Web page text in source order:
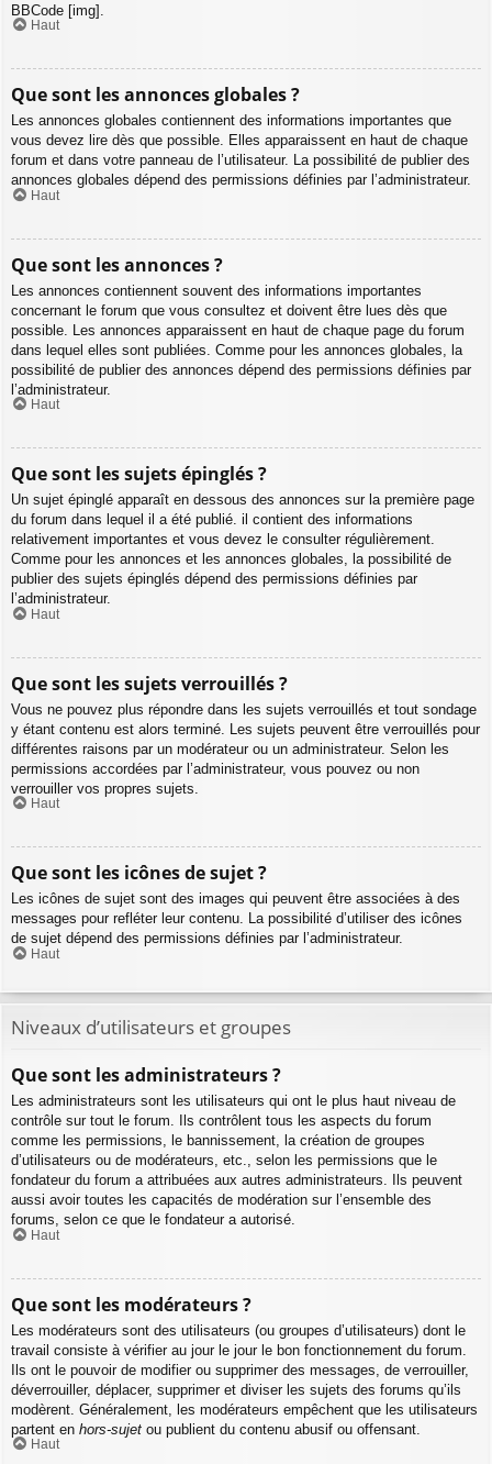
BBCode [img].
Haut
Que sont les annonces globales ?
Les annonces globales contiennent des informations importantes que
vous devez lire dès que possible. Elles apparaissent en haut de chaque
forum et dans votre panneau de l’utilisateur. La possibilité de publier des
annonces globales dépend des permissions définies par l’administrateur.
Haut
Que sont les annonces ?
Les annonces contiennent souvent des informations importantes
concernant le forum que vous consultez et doivent être lues dès que
possible. Les annonces apparaissent en haut de chaque page du forum
dans lequel elles sont publiées. Comme pour les annonces globales, la
possibilité de publier des annonces dépend des permissions définies par
l’administrateur.
Haut
Que sont les sujets épinglés ?
Un sujet épinglé apparaît en dessous des annonces sur la première page
du forum dans lequel il a été publié. il contient des informations
relativement importantes et vous devez le consulter régulièrement.
Comme pour les annonces et les annonces globales, la possibilité de
publier des sujets épinglés dépend des permissions définies par
l’administrateur.
Haut
Que sont les sujets verrouillés ?
Vous ne pouvez plus répondre dans les sujets verrouillés et tout sondage
y étant contenu est alors terminé. Les sujets peuvent être verrouillés pour
différentes raisons par un modérateur ou un administrateur. Selon les
permissions accordées par l’administrateur, vous pouvez ou non
verrouiller vos propres sujets.
Haut
Que sont les icônes de sujet ?
Les icônes de sujet sont des images qui peuvent être associées à des
messages pour refléter leur contenu. La possibilité d’utiliser des icônes
de sujet dépend des permissions définies par l’administrateur.
Haut
Niveaux d’utilisateurs et groupes
Que sont les administrateurs ?
Les administrateurs sont les utilisateurs qui ont le plus haut niveau de
contrôle sur tout le forum. Ils contrôlent tous les aspects du forum
comme les permissions, le bannissement, la création de groupes
d’utilisateurs ou de modérateurs, etc., selon les permissions que le
fondateur du forum a attribuées aux autres administrateurs. Ils peuvent
aussi avoir toutes les capacités de modération sur l’ensemble des
forums, selon ce que le fondateur a autorisé.
Haut
Que sont les modérateurs ?
Les modérateurs sont des utilisateurs (ou groupes d’utilisateurs) dont le
travail consiste à vérifier au jour le jour le bon fonctionnement du forum.
Ils ont le pouvoir de modifier ou supprimer des messages, de verrouiller,
déverrouiller, déplacer, supprimer et diviser les sujets des forums qu’ils
modèrent. Généralement, les modérateurs empêchent que les utilisateurs
partent en hors-sujet ou publient du contenu abusif ou offensant.
Haut